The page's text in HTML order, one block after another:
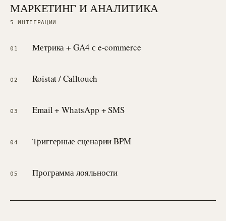
МАРКЕТИНГ И АНАЛИТИКА
5 ИНТЕГРАЦИИ
01 Метрика + GA4 с e-commerce
02 Roistat / Calltouch
03 Email + WhatsApp + SMS
04 Триггерные сценарии BPM
05 Программа лояльности